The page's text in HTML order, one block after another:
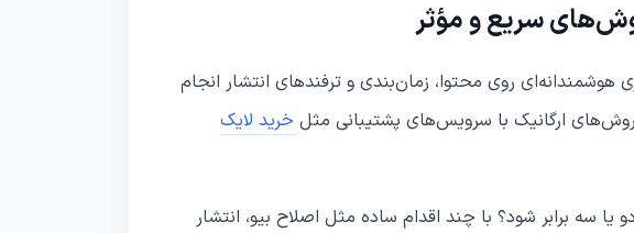
سریع و مؤثر
هوشمندانه‌ای روی محتوا، زمان‌بندی و ترفندهای انتشار انجام
ارگانیک با سرویس‌های پشتیبانی مثل خرید لایک
سه برابر شود؟ با چند اقدام ساده مثل اصلاح بیو، انتشار